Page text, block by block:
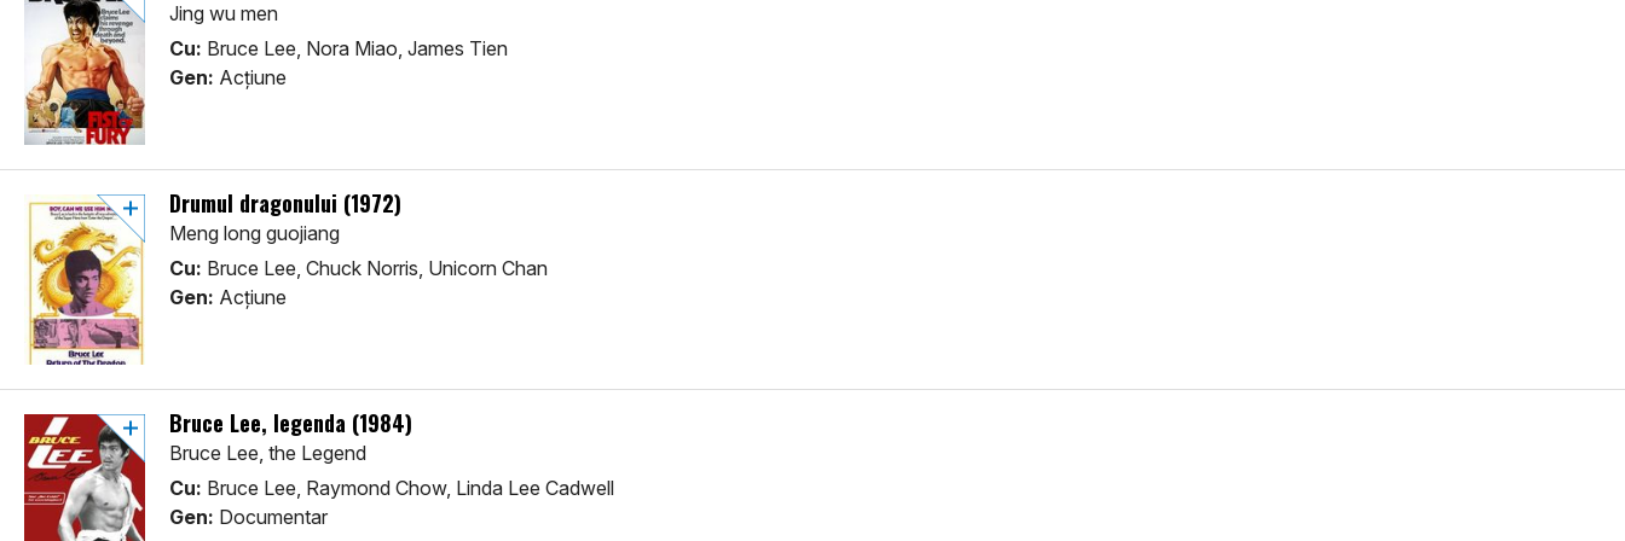
Jing wu men
Cu: Bruce Lee, Nora Miao, James Tien
Gen: Acţiune
Drumul dragonului (1972)
Meng long guojiang
Cu: Bruce Lee, Chuck Norris, Unicorn Chan
Gen: Acţiune
Bruce Lee, legenda (1984)
Bruce Lee, the Legend
Cu: Bruce Lee, Raymond Chow, Linda Lee Cadwell
Gen: Documentar